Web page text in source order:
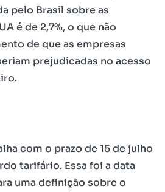
pelo Brasil sobre as
é de 2,7%, o que não
de que as empresas
prejudicadas no acesso
com o prazo de 15 de julho
tarifário. Essa foi a data
uma definição sobre o